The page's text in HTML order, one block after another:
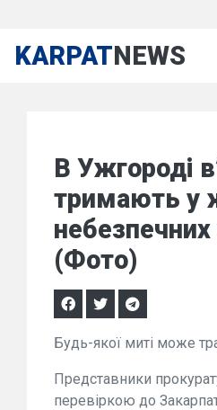
KARPATNEWS
В Ужгороді
тримають у
(Фото)
Будь-якої миті може
Представники
перевіркою до